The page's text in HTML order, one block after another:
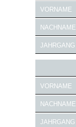
VORNAME
NACHNAME
JAHRGANG
VORNAME
NACHNAME
JAHRGANG